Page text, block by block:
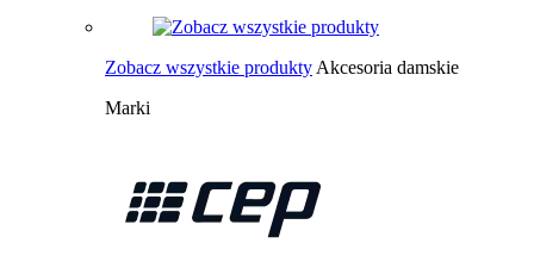
Zobacz wszystkie produkty Akcesoria damskie
Marki